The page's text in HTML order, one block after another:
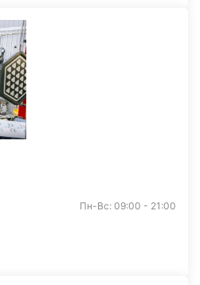
Пн-Вс: 09:00 - 21:00